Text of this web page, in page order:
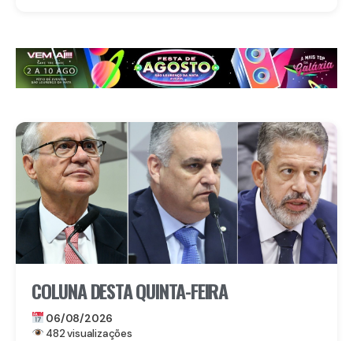
COLUNA DESTA QUINTA-FEIRA
06/08/2026
482 visualizações